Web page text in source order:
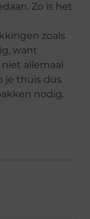
Zo is het
zoals
want
allemaal
je thuis dus
nodig.